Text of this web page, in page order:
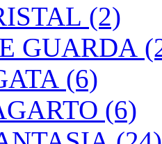
(2)
GUARDA
(6)
(6)